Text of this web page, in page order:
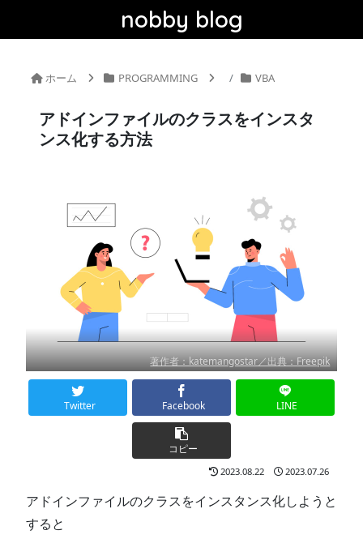
nobby blog
ホーム PROGRAMMING VBA
アドインファイルのクラスをインスタ
ンス化する方法
著作者：katemangostar／出典：Freepik
Twitter Facebook LINE
コピー
2023.08.22 2023.07.26
アドインファイルのクラスをインスタンス化しようと
すると